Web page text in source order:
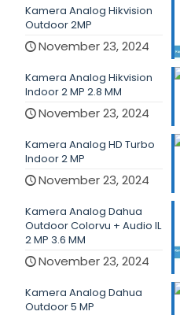
Kamera Analog Hikvision
Outdoor 2MP
November 23, 2024
Kamera Analog Hikvision
Indoor 2 MP 2.8 MM
November 23, 2024
Kamera Analog HD Turbo
Indoor 2 MP
November 23, 2024
Kamera Analog Dahua
Outdoor Colorvu + Audio IL
2 MP 3.6 MM
November 23, 2024
Kamera Analog Dahua
Outdoor 5 MP